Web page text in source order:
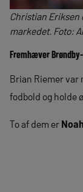
Christian Eriksen
markedet. Foto:
Fremhæver
Brian Riemer var
fodbold og holde
To af dem er